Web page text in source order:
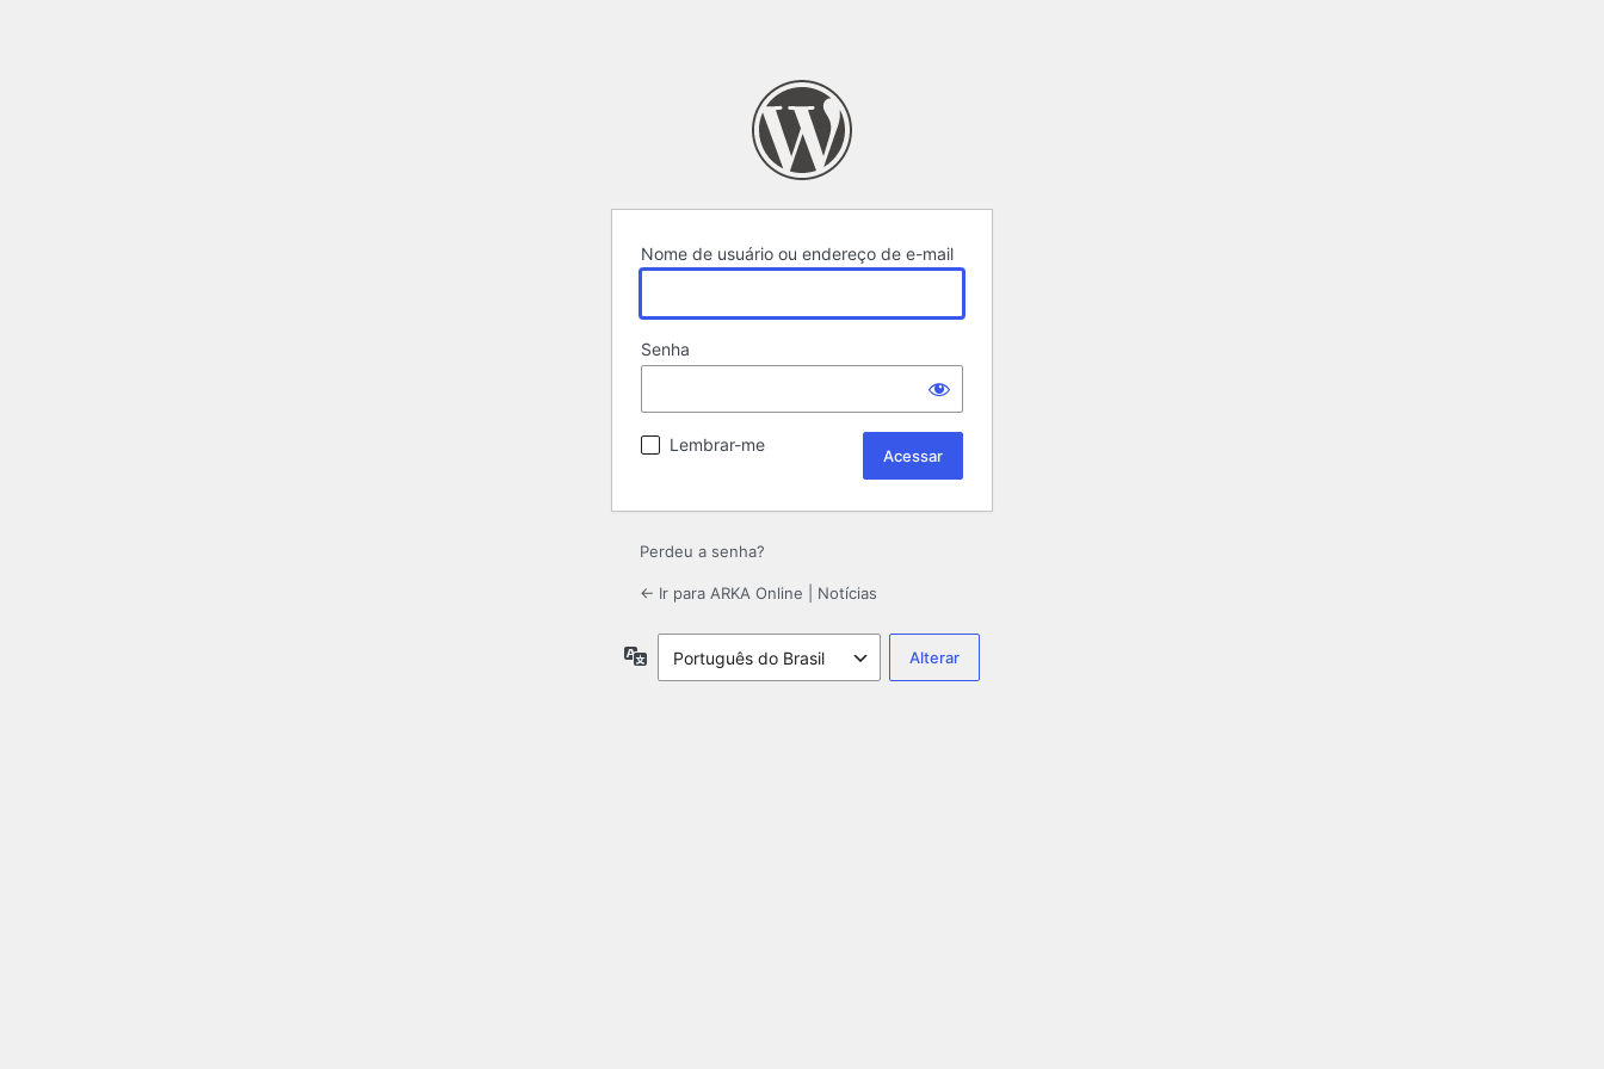
Nome de usuário ou endereço de e-mail
Senha
Lembrar-me
Perdeu a senha?
← Ir para ARKA Online | Notícias
Idioma